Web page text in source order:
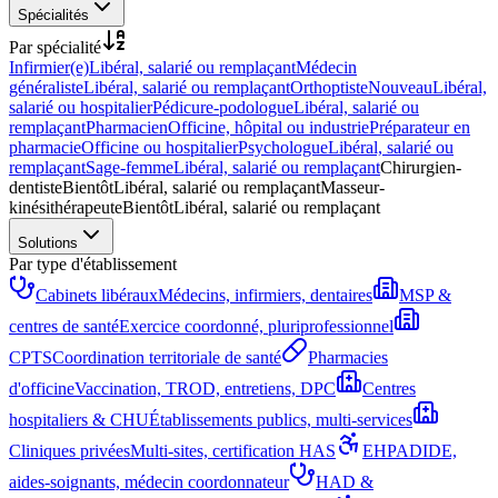
Spécialités
Par spécialité
Infirmier(e)Libéral, salarié ou remplaçantMédecin
généralisteLibéral, salarié ou remplaçantOrthoptisteNouveauLibéral,
salarié ou hospitalierPédicure-podologueLibéral, salarié ou
remplaçantPharmacienOfficine, hôpital ou industriePréparateur en
pharmacieOfficine ou hospitalierPsychologueLibéral, salarié ou
remplaçantSage-femmeLibéral, salarié ou remplaçantChirurgien-
dentisteBientôtLibéral, salarié ou remplaçantMasseur-
kinésithérapeuteBientôtLibéral, salarié ou remplaçant
Solutions
Par type d'établissement
Cabinets libérauxMédecins, infirmiers, dentaires
MSP &
centres de santéExercice coordonné, pluriprofessionnel
CPTSCoordination territoriale de santé
Pharmacies
d'officineVaccination, TROD, entretiens, DPC
Centres
hospitaliers & CHUÉtablissements publics, multi-services
Cliniques privéesMulti-sites, certification HAS EHPADIDE,
aides-soignants, médecin coordonnateur
HAD &